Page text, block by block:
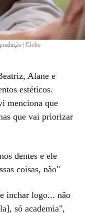
| Globo
Alane e
estéticos.
menciona que
que vai priorizar
dentes e ele
coisas, não"
inchar logo... não
só academia",